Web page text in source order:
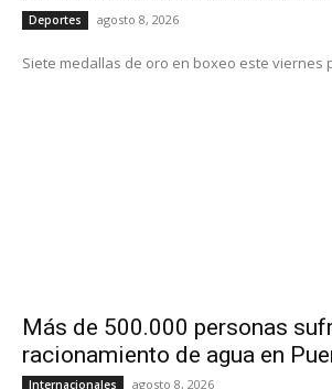
Deportes agosto 8, 2026
Siete medallas de oro en boxeo este viernes
Más de 500.000 personas
racionamiento de agua en
Internacionales agosto 8, 2026